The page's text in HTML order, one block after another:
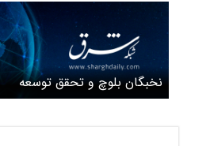
نخبگان بلوچ و تحقق توسعه
پایدار